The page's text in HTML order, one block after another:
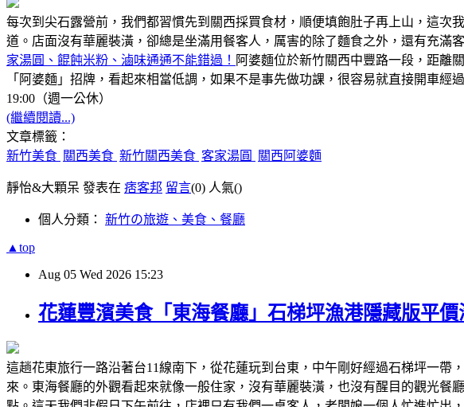
每次到尖石露營前，我們都習慣先到關西採買食材，順便填飽肚子再上山，這
道。店面沒有華麗裝潢，卻總是坐滿用餐客人，厲害的除了麵食之外，還有充滿
家湯圓、餛飩米粉、滷味通通不能錯過！ 阿婆麵位於新竹關西中豐路一段，距離
「阿婆麵」招牌，看起來相當低調，如果不是事先做功課，很容易就直接開車經
19:00（週一公休）
(繼續閱讀...)
文章標籤：
新竹美食 關西美食 新竹關西美食 客家湯圓 關西阿婆麵
靜怡&大顆呆 發表在 痞客邦 留言(0) 人氣()
個人分類： 新竹の旅遊、美食、餐廳
▲top
Aug 05 Wed 2026 15:23
花蓮豐濱美食「東海餐廳」石梯坪漁港隱藏版平
這趟花東旅行一路沿著台11線南下，從花蓮玩到台東，中午剛好經過石梯坪一帶
來。東海餐廳的外觀看起來就像一般住家，沒有華麗裝潢，也沒有醒目的觀光